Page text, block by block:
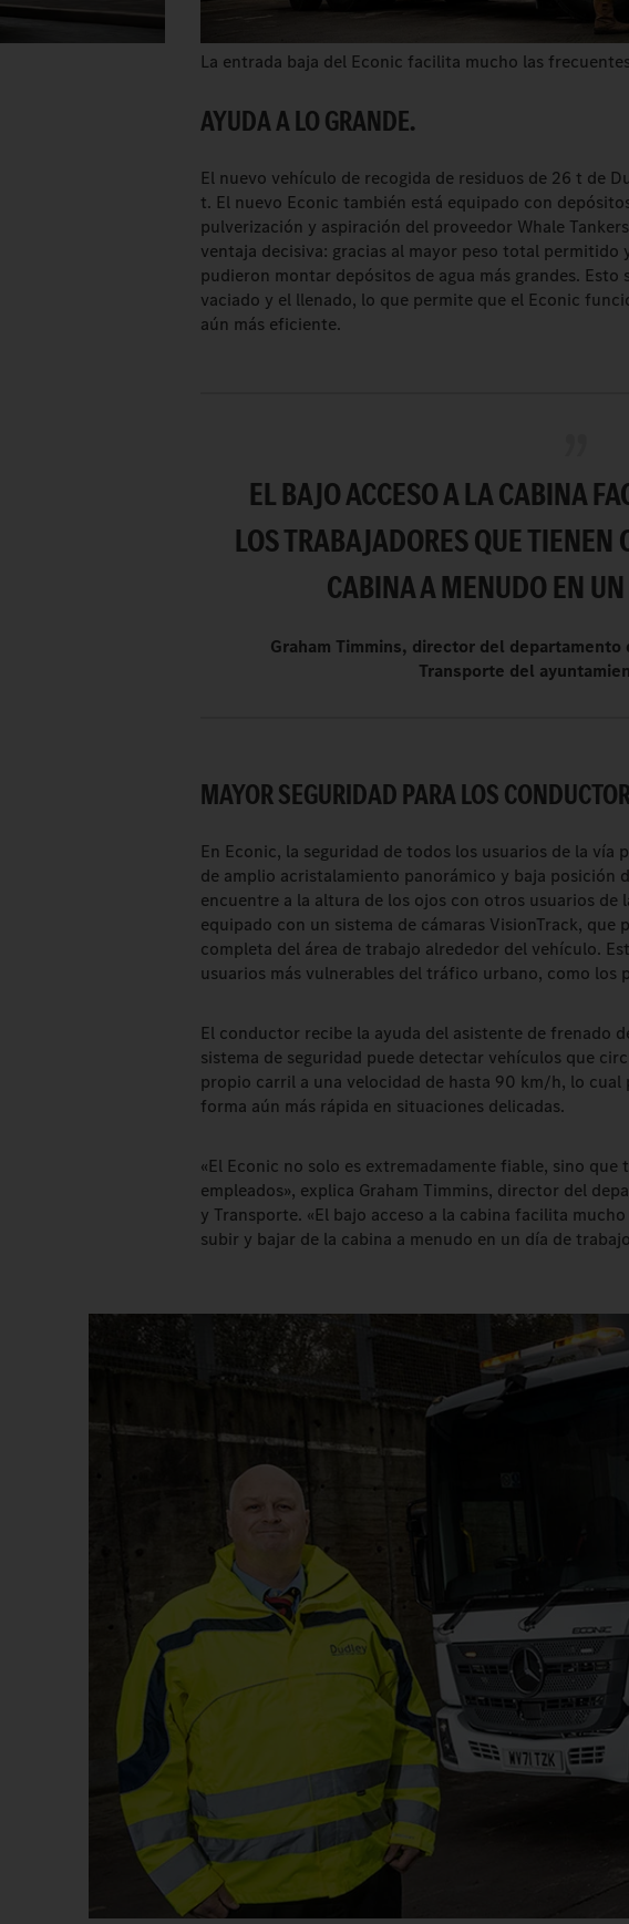
La entrada baja del Econic facilita mucho las
AYUDA A LO GRANDE.
El nuevo vehículo de recogida de residuos de 26 t de
t. El nuevo Econic también está equipado con
pulverización y aspiración del proveedor Whale
ventaja decisiva: gracias al mayor peso total permitido
pudieron montar depósitos de agua más grandes.
vaciado y el llenado, lo que permite que el Econic
aún más eficiente.
EL BAJO ACCESO A LA CABINA
LOS TRABAJADORES QUE
CABINA A MENUDO EN
Graham Timmins, director del
Transporte del
MAYOR SEGURIDAD PARA LOS
En Econic, la seguridad de todos los usuarios de la
de amplio acristalamiento panorámico y baja posición
encuentre a la altura de los ojos con otros usuarios de
equipado con un sistema de cámaras VisionTrack,
completa del área de trabajo alrededor del vehículo.
usuarios más vulnerables del tráfico urbano, como los
El conductor recibe la ayuda del asistente de frenado
sistema de seguridad puede detectar vehículos que
propio carril a una velocidad de hasta 90 km/h, lo
forma aún más rápida en situaciones delicadas.
«El Econic no solo es extremadamente fiable, sino
empleados», explica Graham Timmins, director del
y Transporte. «El bajo acceso a la cabina facilita
subir y bajar de la cabina a menudo en un día de